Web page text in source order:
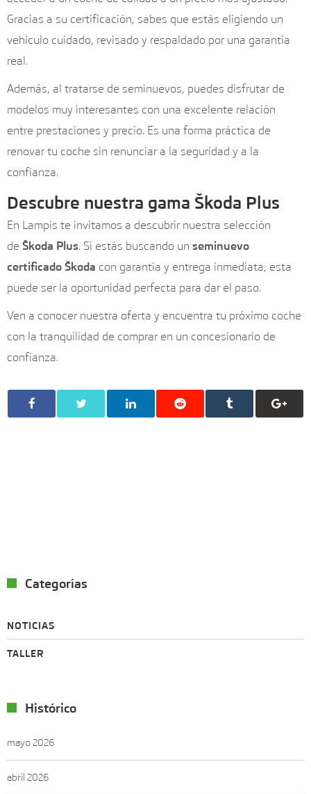
Gracias a su certificación, sabes que estás eligiendo un
vehículo cuidado, revisado y respaldado por una garantía
real.
Además, al tratarse de seminuevos, puedes disfrutar de
modelos muy interesantes con una excelente relación
entre prestaciones y precio. Es una forma práctica de
renovar tu coche sin renunciar a la seguridad y a la
confianza.
Descubre nuestra gama Škoda Plus
En Lampis te invitamos a descubrir nuestra selección
de Škoda Plus. Si estás buscando un seminuevo
certificado Škoda con garantía y entrega inmediata, esta
puede ser la oportunidad perfecta para dar el paso.
Ven a conocer nuestra oferta y encuentra tu próximo coche
con la tranquilidad de comprar en un concesionario de
confianza.
Categorías
NOTICIAS
TALLER
Histórico
mayo 2026
abril 2026